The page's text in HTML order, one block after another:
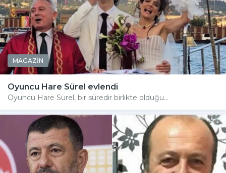
MAGAZİN
Oyuncu Hare Sürel evlendi
Oyuncu Hare Sürel, bir süredir birlikte olduğu...